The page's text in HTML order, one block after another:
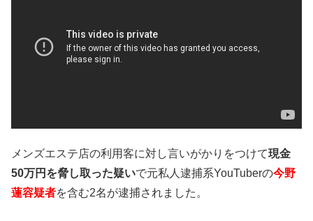
メンズエステ店の利用客に対し言いがかりをつけて現金
50万円を脅し取った疑いで元私人逮捕系YouTuberの今野
蓮容疑者を含む2名が逮捕されました。